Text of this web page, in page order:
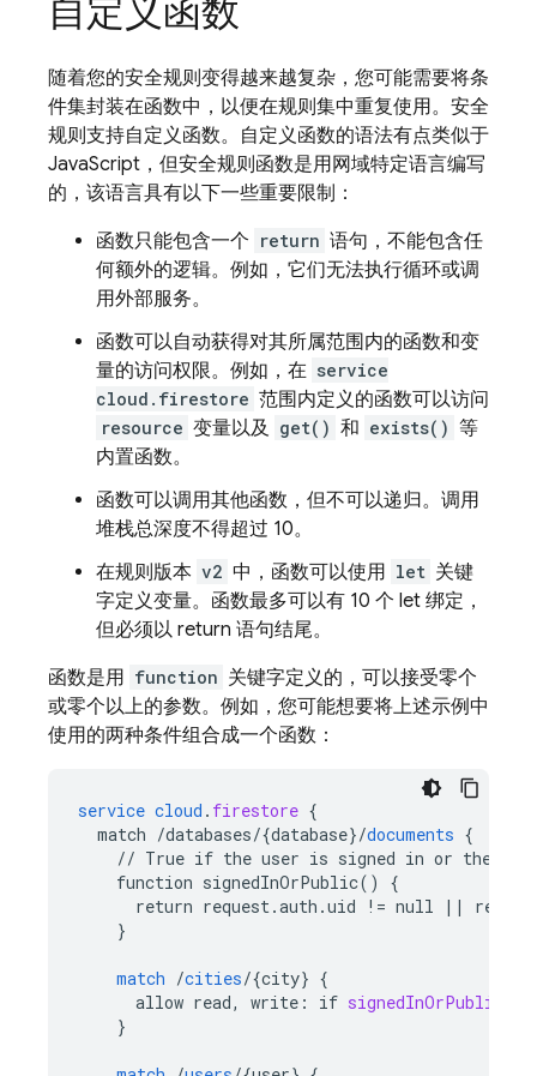
自定义函数
随着您的安全规则变得越来越复杂，您可能需要将条
件集封装在函数中，以便在规则集中重复使用。安全
规则支持自定义函数。自定义函数的语法有点类似于
JavaScript，但安全规则函数是用网域特定语言编写
的，该语言具有以下一些重要限制：
函数只能包含一个 return 语句，不能包含任
何额外的逻辑。例如，它们无法执行循环或调
用外部服务。
函数可以自动获得对其所属范围内的函数和变
量的访问权限。例如，在 service
cloud.firestore 范围内定义的函数可以访问
resource 变量以及 get() 和 exists() 等
内置函数。
函数可以调用其他函数，但不可以递归。调用
堆栈总深度不得超过 10。
在规则版本 v2 中，函数可以使用 let 关键
字定义变量。函数最多可以有 10 个 let 绑定，
但必须以 return 语句结尾。
函数是用 function 关键字定义的，可以接受零个
或零个以上的参数。例如，您可能想要将上述示例中
使用的两种条件组合成一个函数：
service cloud . firestore {
match /databases/{database}/documents {
// True if the user is signed in or the
function signedInOrPublic()
{
return request.auth.uid != null ||
}
match /cities/{city} {
allow read, write : if signedInOrPublic
}